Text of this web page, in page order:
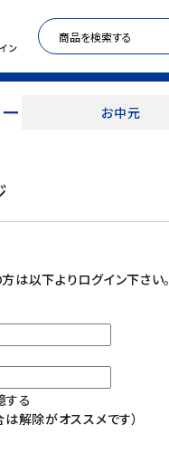
お中元
録
は以下よりログイン下さい。
する
は解除がオススメです）